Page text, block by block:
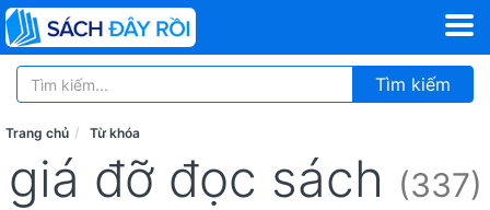
Tìm kiếm
Trang chủ Từ khóa
giá đỡ đọc sách (337)